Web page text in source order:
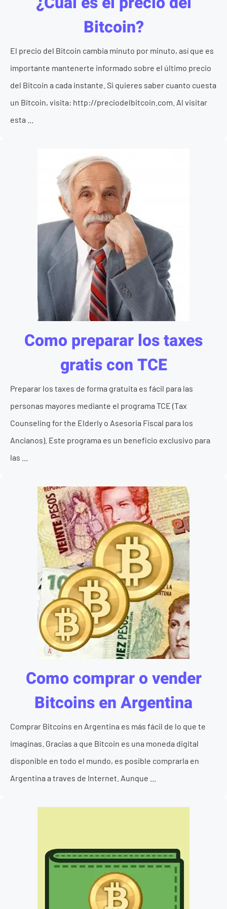
Bitcoin?
El precio del Bitcoin cambia minuto por minuto, así que es
importante mantenerte informado sobre el último precio
del Bitcoin a cada instante. Si quieres saber cuanto cuesta
un Bitcoin, visita: http://preciodelbitcoin.com. Al visitar
esta ...
Como preparar los taxes
gratis con TCE
Preparar los taxes de forma gratuita es fácil para las
personas mayores mediante el programa TCE (Tax
Counseling for the Elderly o Asesoria Fiscal para los
Ancianos). Este programa es un beneficio exclusivo para
las ...
Como comprar o vender
Bitcoins en Argentina
Comprar Bitcoins en Argentina es más fácil de lo que te
imaginas. Gracias a que Bitcoin es una moneda digital
disponible en todo el mundo, es posible comprarla en
Argentina a traves de Internet. Aunque ...